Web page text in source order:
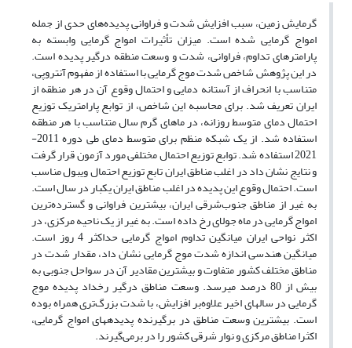
گرمایش زمین، سبب افزایش شدت و فراوانی پدیده‌های حدی از جمله
امواج گرمایی شده است. میزان تأثیرات امواج گرمایی وابسته به
پارامترهای تداوم، فراوانی، شدت و وسعت منطقه درگیر پدیده است.
در این پژوهش شاخص شدت موج گرمایی با استفاده از مفهوم آنتروپی،
متناسب با انحراف از آستانه دمایی و احتمال وقوع آن در هر منطقه از
ایران تعریف شد. برای محاسبه این شاخص، از توابع پارامتریک توزیع
احتمال دمای متوسط روزانه، در ماهای گرم سال متناسب با هر منطقه
استفاده شد. از یک شبکه منظم برای متوسط دمای طی دوره 2011-
2021 استفاده شد. توابع توزیع احتمال مختلفی مورد آزمون قرار گرفت
و نتایج نشان داد در اغلب مناطق ایران تابع توزیع احتمال ویبول مناسب
است. احتمال وقوع این پدیده در اغلب مناطق ایران یکبار در سال است.
به غیر از مناطق جنوب‌شرقی ایران، بیشترین فراوانی و گسترده‌ترین
امواج گرمایی در ماه جولای رخ داده است. به غیر از یک ناحیه مرکزی، در
اکثر نواحی ایران میانگین تداوم امواج گرمایی حداکثر 4 روز است.
میانگین هندسی اندازه شدت موج گرمایی نشان داد، مقدار شدت در
مناطق مختلف کشور متفاوت و بیشترین مقادیر آن در سواحل جنوبی به
بیش از 80 درصد می­رسد. وسعت مناطق درگیر رخداد پدیده موج
گرمایی در سال­های اخیر علاوه‌بر افزایش، با شدت بزرگ‌تری همراه بوده
است. بیشترین وسعت مناطق در برگیرنده پدیده­های امواج گرمایی،
اکثرا مناطق مرکزی و نوار شرقی کشور را در برمی‌گیرند.